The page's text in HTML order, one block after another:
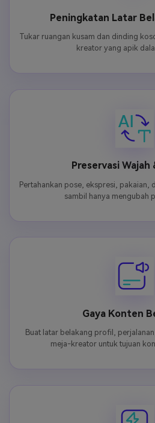
Peningkatan Latar
Tukar ruangan kusam dan dinding
kreator yang apik
Preservasi Wajah
Pertahankan pose, ekspresi, pakaian,
sambil hanya mengubah
Gaya Konten
Buat latar belakang profil,
meja-kreator untuk tujuan